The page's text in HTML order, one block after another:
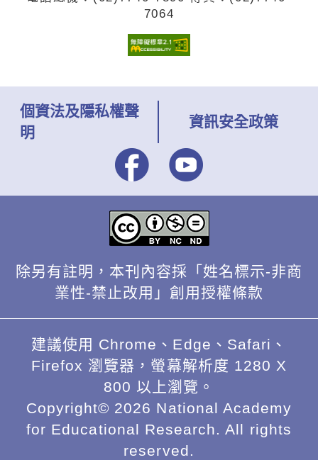
三種合作模式，協助場域與學校深
化互動，共同實踐優質的戶外教
7064
個資法及隱私權聲
明
資訊安全政策
除另有註明，本刊內容採「姓名標示-非商
業性-禁止改用」創用授權條款
建議使用 Chrome、Edge、Safari、
Firefox 瀏覽器，螢幕解析度 1280 X
800 以上瀏覽。
Copyright© 2026 National Academy
for Educational Research. All rights
reserved.